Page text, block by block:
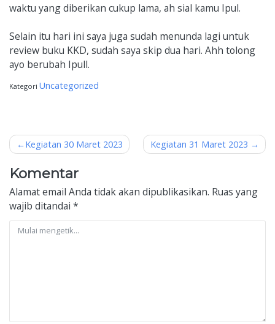
waktu yang diberikan cukup lama, ah sial kamu Ipul.
Selain itu hari ini saya juga sudah menunda lagi untuk
review buku KKD, sudah saya skip dua hari. Ahh tolong
ayo berubah Ipull.
Kategori Uncategorized
Navigasi
Kegiatan 30 Maret 2023 Kegiatan 31 Maret 2023
Komentar
Alamat email Anda tidak akan dipublikasikan. Ruas yang
wajib ditandai *